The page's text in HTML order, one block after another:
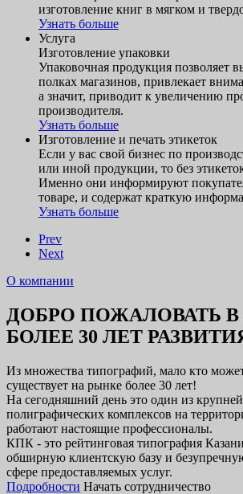
изготовление книг в мягком и
Узнать больше
Услуга
Изготовление упаковки
Упаковочная продукция позволяет
полках магазинов, привлекает
а значит, приводит к увеличению
производителя.
Узнать больше
Изготовление и печать этикеток
Если у вас свой бизнес по
или иной продукции, то без
Именно они информируют
товаре, и содержат краткую
Узнать больше
Prev
Next
О компании
ДОБРО ПОЖАЛОВАТЬ В
БОЛЕЕ 30 ЛЕТ
Из множества типографий, мало кто может
существует на рынке более 30 лет!
На сегодняшний день это один из
полиграфических комплексов на
работают настоящие профессионалы.
КПК - это рейтинговая типография
обширную клиентскую базу и
сфере предоставляемых услуг.
Подробности Начать сотрудничество